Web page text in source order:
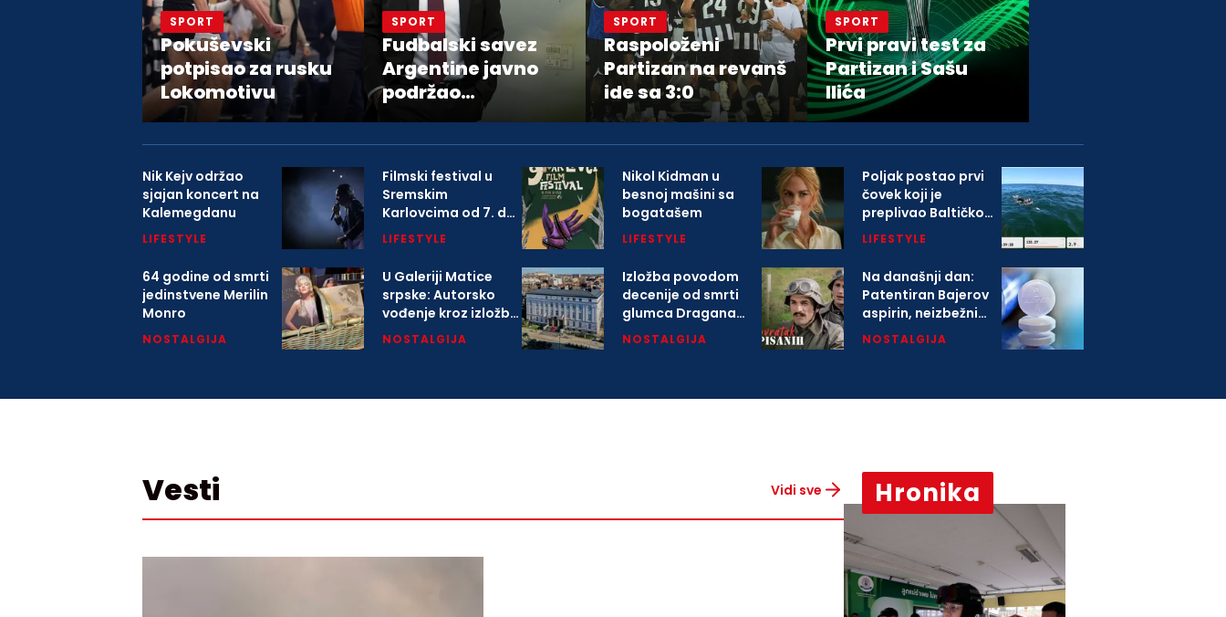
SPORT
Pokuševski
potpisao za rusku
Lokomotivu
SPORT
Fudbalski savez
Argentine javno
podržao
predsednika FIFA
Đanija Infantina
SPORT
Raspoloženi
Partizan na revanš
ide sa 3:0
SPORT
Prvi pravi test za
Partizan i Sašu
Ilića
Nik Kejv održao
sjajan koncert na
Kalemegdanu
LIFESTYLE
Filmski festival u
Sremskim
Karlovcima od 7. do
9. avgusta
LIFESTYLE
Nikol Kidman u
besnoj mašini sa
bogatašem
LIFESTYLE
Poljak postao prvi
čovek koji je
preplivao Baltičko
more
LIFESTYLE
64 godine od smrti
jedinstvene Merilin
Monro
NOSTALGIJA
U Galeriji Matice
srpske: Autorsko
vođenje kroz izložbu
o Karlovačkoj
NOSTALGIJA
Izložba povodom
decenije od smrti
glumca Dragana
Nikolića
NOSTALGIJA
Na današnji dan:
Patentiran Bajerov
aspirin, neizbežni
deo svih kućnih
NOSTALGIJA
Vesti Vidi sve Hronika